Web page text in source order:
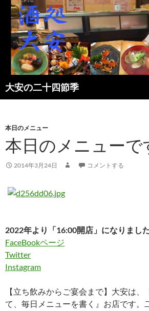
大安の二十四節季
検
索
ン
へ
キ
プ
本日のメニュー
本日のメニューで
2014年3月24日 コメントする
2022年より「16:00開店」になりまし
FaceBookページ
Twitter
Instagram
【立ち飲みからご宴会まで】大安は、
て、毎日メニューを書く』お店です。